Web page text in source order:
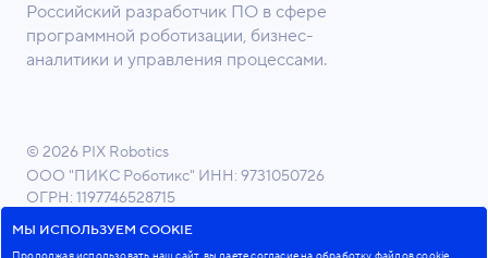
Российский разработчик ПО в сфере
программной роботизации, бизнес-
аналитики и управления процессами.
© 2026 PIX Robotics
ООО "ПИКС Роботикс" ИНН: 9731050726
ОГРН: 1197746528715
МЫ ИСПОЛЬЗУЕМ COOKIE